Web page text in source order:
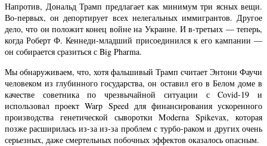
Напротив, Дональд Трамп предлагает как минимум три ясных вещи.
Во-первых, он депортирует всех нелегальных иммигрантов. Другое
дело, что он положит конец войне на Украине. И в-третьих — теперь,
когда Роберт Ф. Кеннеди-младший присоединился к его кампании —
он собирается сразиться с Big Pharma.
Мы обнаруживаем, что, хотя фальшивый Трамп считает Энтони Фаучи
человеком из глубинного государства, он оставил его в Белом доме в
качестве советника по чрезвычайной ситуации с Covid-19 и
использовал проект Warp Speed для финансирования ускоренного
производства генетической сыворотки Moderna Spikevax, которая
позже расширилась из-за из-за проблем с турбо-раком и других очень
серьезных, даже смертельных побочных эффектов оказалось опасным.